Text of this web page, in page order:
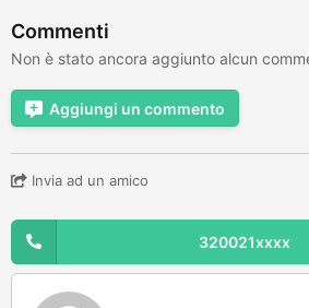
Commenti
Non è stato ancora aggiunto alcun
Aggiungi un commento
Invia ad un amico
320021xxxx